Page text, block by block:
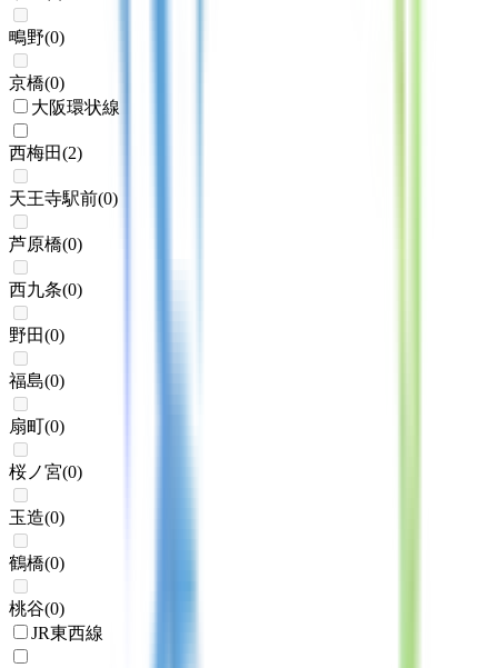
鴫野(0)
京橋(0)
大阪環状線
西梅田(2)
天王寺駅前(0)
芦原橋(0)
西九条(0)
野田(0)
福島(0)
扇町(0)
桜ノ宮(0)
玉造(0)
鶴橋(0)
桃谷(0)
JR東西線